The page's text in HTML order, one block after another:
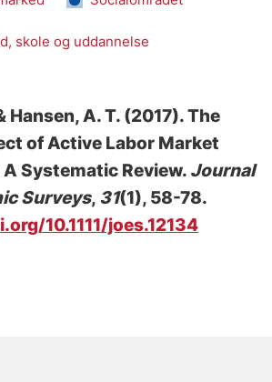
skole og uddannelse
Hansen, A. T. (2017).The
of Active Labor Market
Systematic Review. Journal
Surveys, 31(1), 58-78.
10.1111/joes.12134